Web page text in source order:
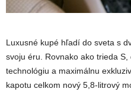
Luxusné kupé hľadí do sveta s
svoju éru. Rovnako ako trieda
technológiu a maximálnu
kapotu celkom nový 5,8-litrový